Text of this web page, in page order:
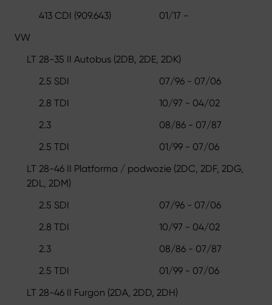
413 CDI (909.643)
01/17 -
VW
LT 28-35 II Autobus (2DB, 2DE, 2DK)
2.5 SDI
07/96 - 07/06
2.8 TDI
10/97 - 04/02
2.3
08/86 - 07/87
2.5 TDI
01/99 - 07/06
LT 28-46 II Platforma / podwozie (2DC, 2DF, 2DG,
2DL, 2DM)
2.5 SDI
07/96 - 07/06
2.8 TDI
10/97 - 04/02
2.3
08/86 - 07/87
2.5 TDI
01/99 - 07/06
LT 28-46 II Furgon (2DA, 2DD, 2DH)